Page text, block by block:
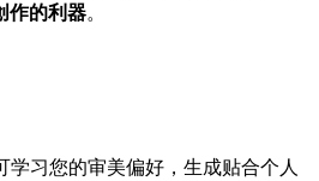
作的利器。
学习您的审美偏好，生成贴合个人